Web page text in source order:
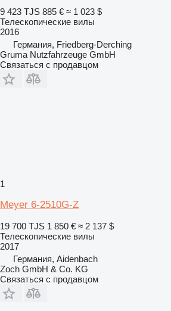
9 423 TJS 885 € ≈ 1 023 $
Телескопические вилы
2016
Германия, Friedberg-Derching
Gruma Nutzfahrzeuge GmbH
Связаться с продавцом
1
Meyer 6-2510G-Z
19 700 TJS 1 850 € ≈ 2 137 $
Телескопические вилы
2017
Германия, Aidenbach
Zoch GmbH & Co. KG
Связаться с продавцом